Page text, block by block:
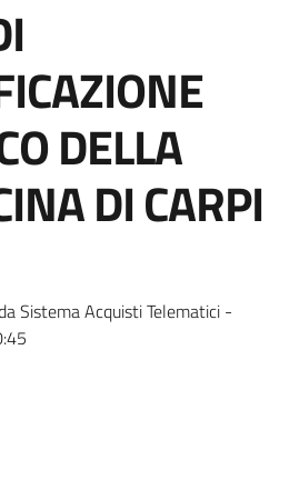
DELLA
DI CARPI
Sistema Acquisti Telematici -